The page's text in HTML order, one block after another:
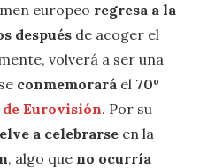
europeo regresa a la
después de acoger el
volverá a ser una
conmemorará el 70º
Eurovisión. Por su
a celebrarse en la
, algo que no ocurría